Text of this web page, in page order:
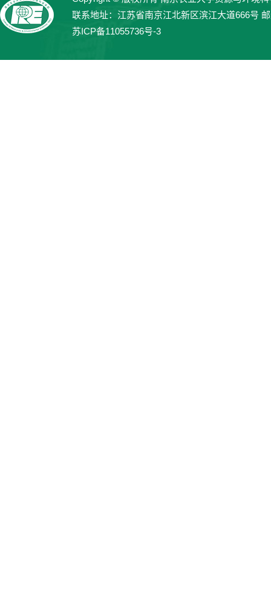
联系地址：江苏省南京江北新区滨江大道666号
苏ICP备11055736号-3